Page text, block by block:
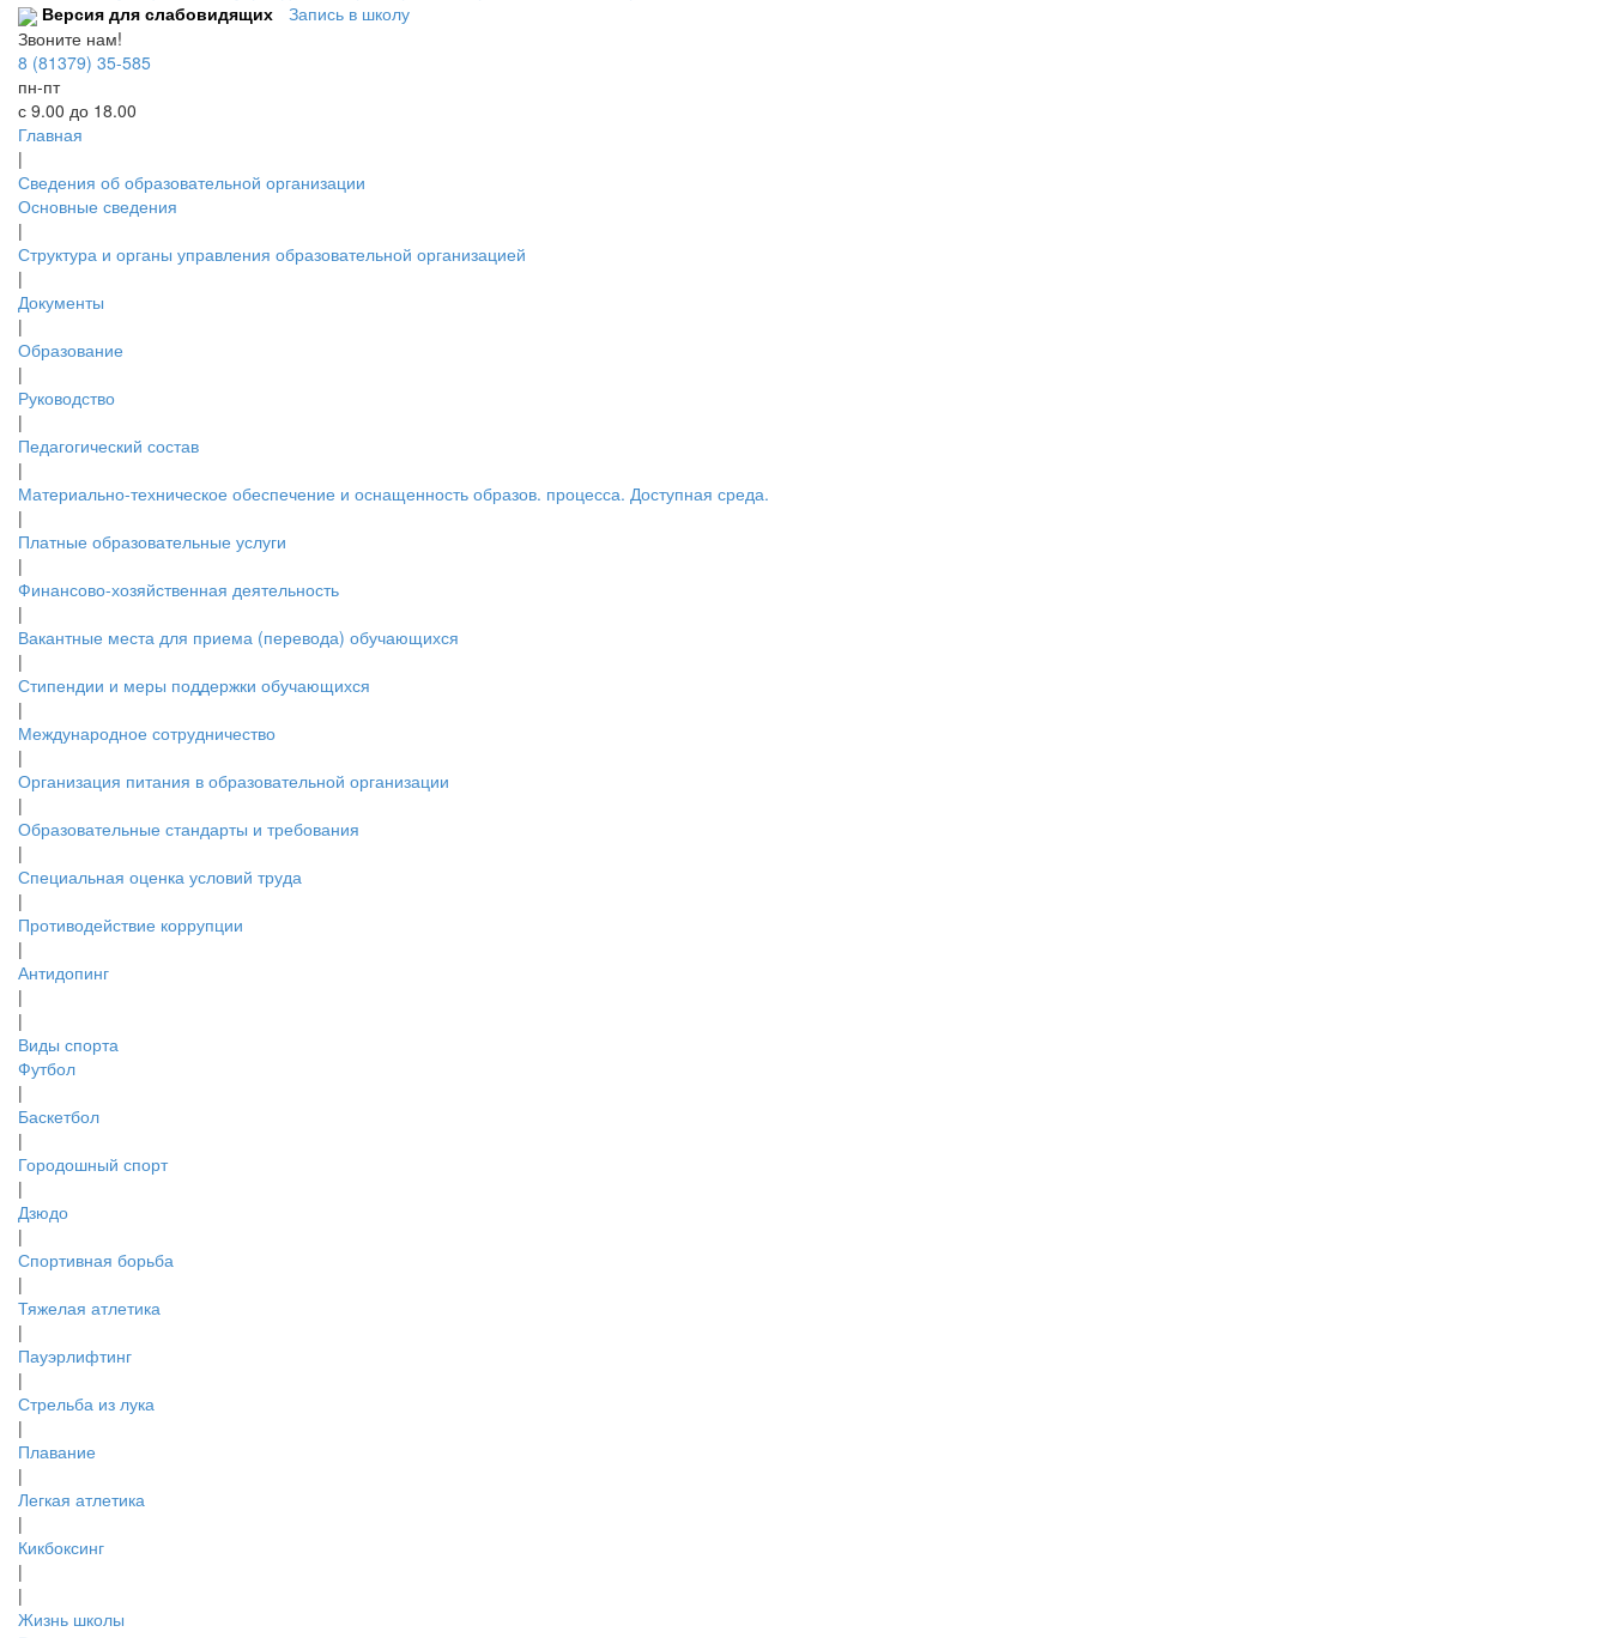
Версия для слабовидящих
Запись в школу
Звоните нам!
8 (81379) 35-585
пн-пт
с 9.00 до 18.00
Главная
|
Сведения об образовательной организации
Основные сведения
|
Структура и органы управления образовательной организацией
|
Документы
|
Образование
|
Руководство
|
Педагогический состав
|
Материально-техническое обеспечение и оснащенность образов. процесса. Доступная среда.
|
Платные образовательные услуги
|
Финансово-хозяйственная деятельность
|
Вакантные места для приема (перевода) обучающихся
|
Стипендии и меры поддержки обучающихся
|
Международное сотрудничество
|
Организация питания в образовательной организации
|
Образовательные стандарты и требования
|
Специальная оценка условий труда
|
Противодействие коррупции
|
Антидопинг
|
|
Виды спорта
Футбол
|
Баскетбол
|
Городошный спорт
|
Дзюдо
|
Спортивная борьба
|
Тяжелая атлетика
|
Пауэрлифтинг
|
Стрельба из лука
|
Плавание
|
Легкая атлетика
|
Кикбоксинг
|
|
Жизнь школы